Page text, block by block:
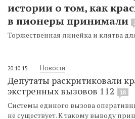
истории о том, как
в пионеры принимали
Торжественная линейка и клятва
20.10.15 Новости
Депутаты раскритиковали
экстренных вызовов 112
18
Системы единого вызова
не существует. К такому выводу